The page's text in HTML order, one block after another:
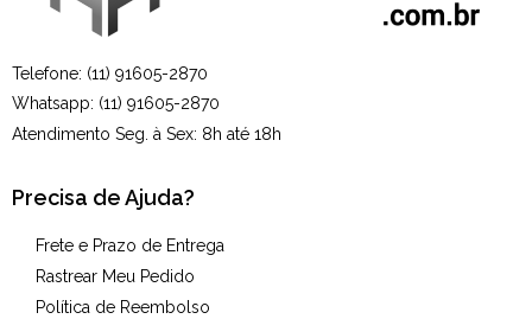
Telefone: (11) 91605-2870
Whatsapp: (11) 91605-2870
Atendimento Seg. à Sex: 8h até 18h
Precisa de Ajuda?
Frete e Prazo de Entrega
Rastrear Meu Pedido
Política de Reembolso